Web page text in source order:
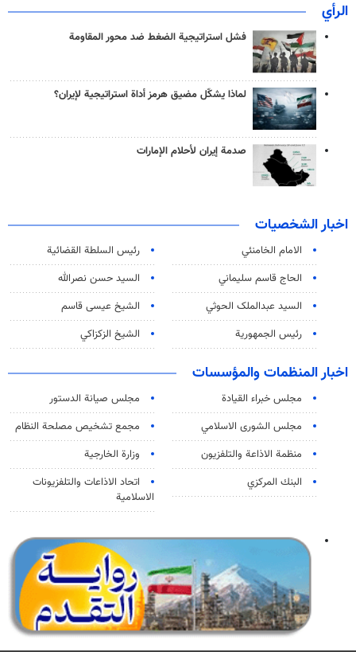
الرأي
فشل استراتيجية الضغط ضد محور المقاومة
لماذا يشكّل مضيق هرمز أداة استراتيجية لإيران؟
صدمة إيران لأحلام الإمارات
اخبار الشخصيات
الامام الخامنئي
رئیس السلطة القضائیة
الحاج قاسم سليماني
السيد حسن نصرالله
السید عبدالملک الحوثي
الشيخ عيسى قاسم
رئيس الجمهورية
الشيخ الزكزاكي
اخبار المنظمات والمؤسسات
مجلس خبراء القيادة
مجلس صيانة الدستور
مجلس الشورى الاسلامي
مجمع تشخيص مصلحة النظام
منظمة الاذاعة والتلفزیون
وزارة الخارجية
البنك المركزي
اتحاد الاذاعات والتلفزيونات
الاسلامية